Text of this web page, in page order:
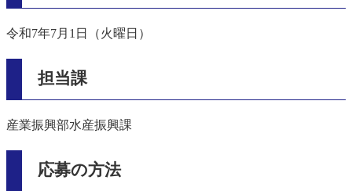
令和7年7月1日（火曜日）
担当課
産業振興部水産振興課
応募の方法